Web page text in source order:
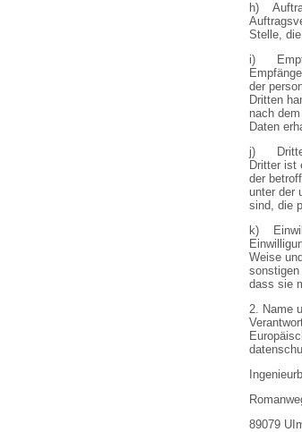
h)
Stelle,
i)
der
Dritten
nach
Daten
j)
Dritter ist
der
unter der
sind, die
k)
Weise
dass sie
2. Name
89079